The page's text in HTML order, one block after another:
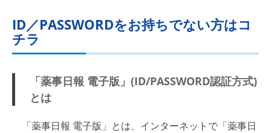
ID／PASSWORDをお持ちでない方はコ
チラ
「薬事日報 電子版」(ID/PASSWORD認証方式)
とは
「薬事日報 電子版」とは、インターネットで「薬事日